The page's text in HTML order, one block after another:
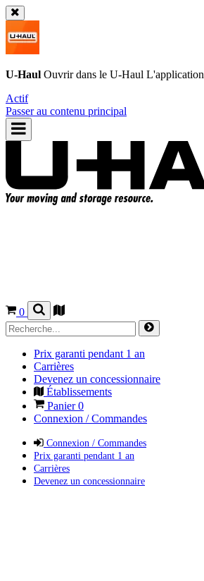
U-Haul Ouvrir dans le U-Haul L'application
Actif
Passer au contenu principal
0
Prix garanti pendant 1 an
Carrières
Devenez un concessionnaire
Établissements
Panier0
Connexion / Commandes
Connexion / Commandes
Prix garanti pendant 1 an
Carrières
Devenez un concessionnaire